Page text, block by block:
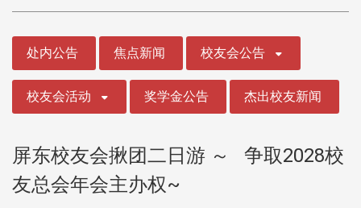
处内公告 焦点新闻 校友会公告
校友会活动 奖学金公告 杰出校友新闻
屏东校友会揪团二日游 ～ 争取2028校
友总会年会主办权~